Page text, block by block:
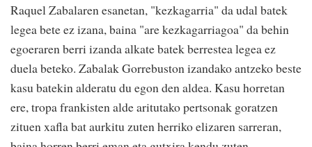
Raquel Zabalaren esanetan, "kezkagarria" da udal batek
legea bete ez izana, baina "are kezkagarriagoa" da behin
egoeraren berri izanda alkate batek berrestea legea ez
duela beteko. Zabalak Gorrebuston izandako antzeko beste
kasu batekin alderatu du egon den aldea. Kasu horretan
ere, tropa frankisten alde aritutako pertsonak goratzen
zituen xafla bat aurkitu zuten herriko elizaren sarreran,